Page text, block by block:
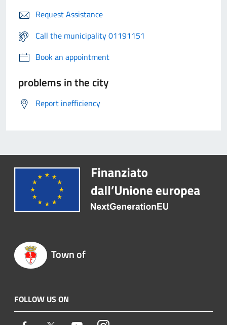
Request Assistance
Call the municipality 01191151
Book an appointment
problems in the city
Report inefficiency
Town of
FOLLOW US ON